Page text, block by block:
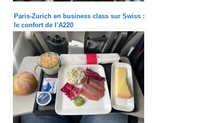
Paris-Zurich en business class sur Swiss :
le confort de l’A220